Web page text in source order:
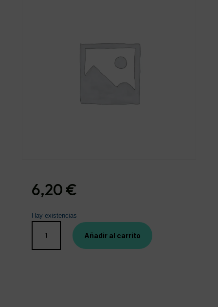
6,20 €
Hay existencias
PARCHES
CITRONELA
Añadir al carrito